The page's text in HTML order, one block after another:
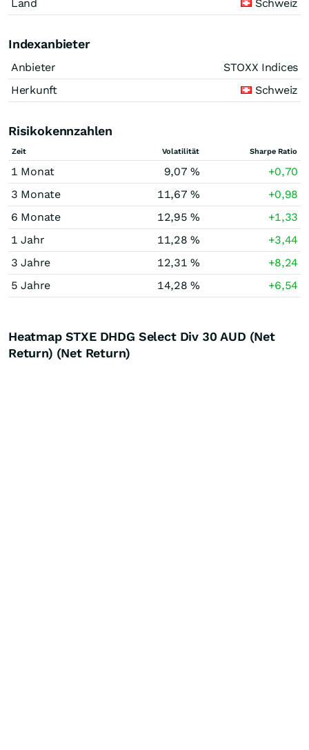
Land Schweiz
Indexanbieter
Anbieter
STOXX Indices
Herkunft
Schweiz
Risikokennzahlen
Zeit Volatilität Sharpe Ratio
1 Monat 9,07 %
+0,70
3 Monate
11,67 %
+0,98
6 Monate
12,95 %
+1,33
1 Jahr
11,28 %
+3,44
3 Jahre
12,31 %
+8,24
5 Jahre
14,28 % +6,54
Heatmap STXE DHDG Select Div 30 AUD (Net
Return) (Net Return)